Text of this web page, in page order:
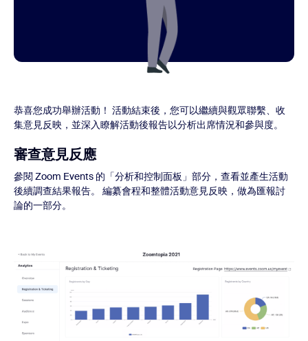
恭喜您成功舉辦活動！ 活動結束後，您可以繼續與觀眾聯繫、收
集意見反映，並深入瞭解活動後報告以分析出席情況和參與度。
審查意見反應
參閱 Zoom Events 的「分析和控制面板」部分，查看並產生活動
後續調查結果報告。 編纂會程和整體活動意見反映，做為匯報討
論的一部分。